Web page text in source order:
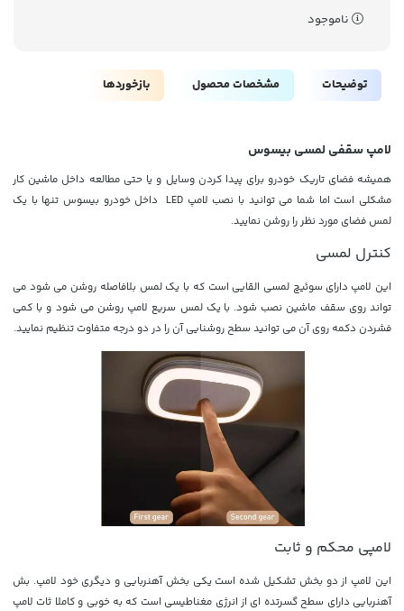
ناموجود
توضیحات مشخصات محصول بازخوردها
لامپ سقفی لمسی بیسوس
همیشه فضای تاریک خودرو برای پیدا کردن وسایل و یا حتی مطالعه داخل ماشین کار
مشکلی است اما شما می توانید با نصب لامپ LED داخل خودرو بیسوس تنها با یک
لمس فضای مورد نظر را روشن نمایید.
کنترل لمسی
این لامپ دارای سوئیچ لمسی القایی است که با یک لمس بلافاصله روشن می شود می
تواند روی سقف ماشین نصب شود. با یک لمس سریع لامپ روشن می شود و با کمی
فشردن دکمه روی آن می توانید سطح روشنایی آن را در دو درجه متفاوت تنظیم نمایید.
لامپی محکم و ثابت
این لامپ از دو بخش تشکیل شده است یکی بخش آهنربایی و دیگری خود لامپ. بش
آهنربایی دارای سطح گسرتده ای از انرژی مغناطیسی است که به خوبی و کاملا ثات لامپ